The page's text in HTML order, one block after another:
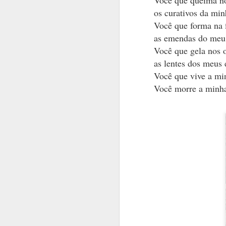
os curativos da
Você que forma na
as emendas do
Você que gela nos
as lentes dos meus
Você que vive a
Você morre a
o
o não-se-
igual
não vemos
não se
de
fazem-se
e